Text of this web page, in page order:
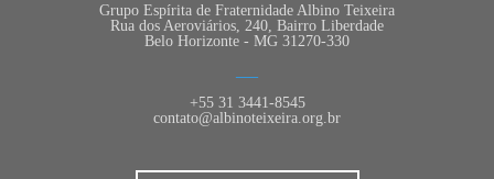
Grupo Espírita de Fraternidade Albino Teixeira
Rua dos Aeroviários, 240, Bairro Liberdade
Belo Horizonte - MG 31270-330
+55 31 3441-8545
contato@albinoteixeira.org.br